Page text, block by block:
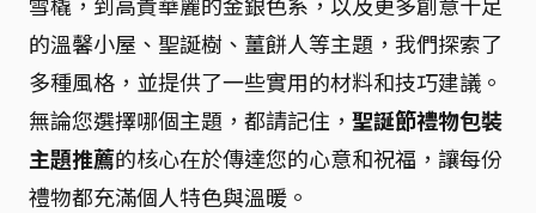
的溫馨小屋、聖誕樹、薑餅人等主題，我們探索了
多種風格，並提供了一些實用的材料和技巧建議。
無論您選擇哪個主題，都請記住， 聖誕節禮物包裝
主題推薦的核心在於傳達您的心意和祝福，讓每份
禮物都充滿個人特色與溫暖。